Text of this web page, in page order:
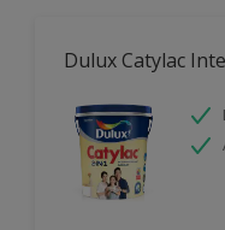
Dulux Catylac